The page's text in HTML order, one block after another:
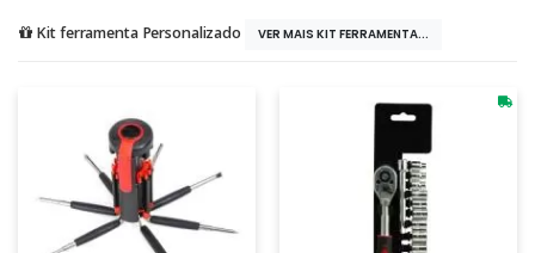
Kit ferramenta Personalizado VER MAIS KIT FERRAMENTA...